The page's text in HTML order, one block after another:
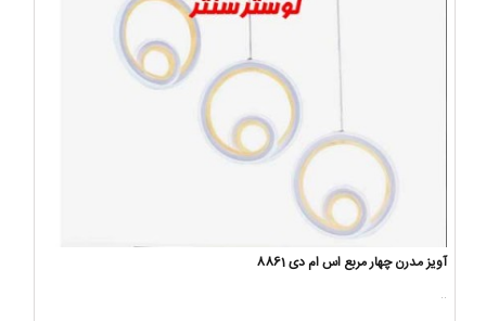
آویز مدرن چهار مربع اس ام دی 8861
..